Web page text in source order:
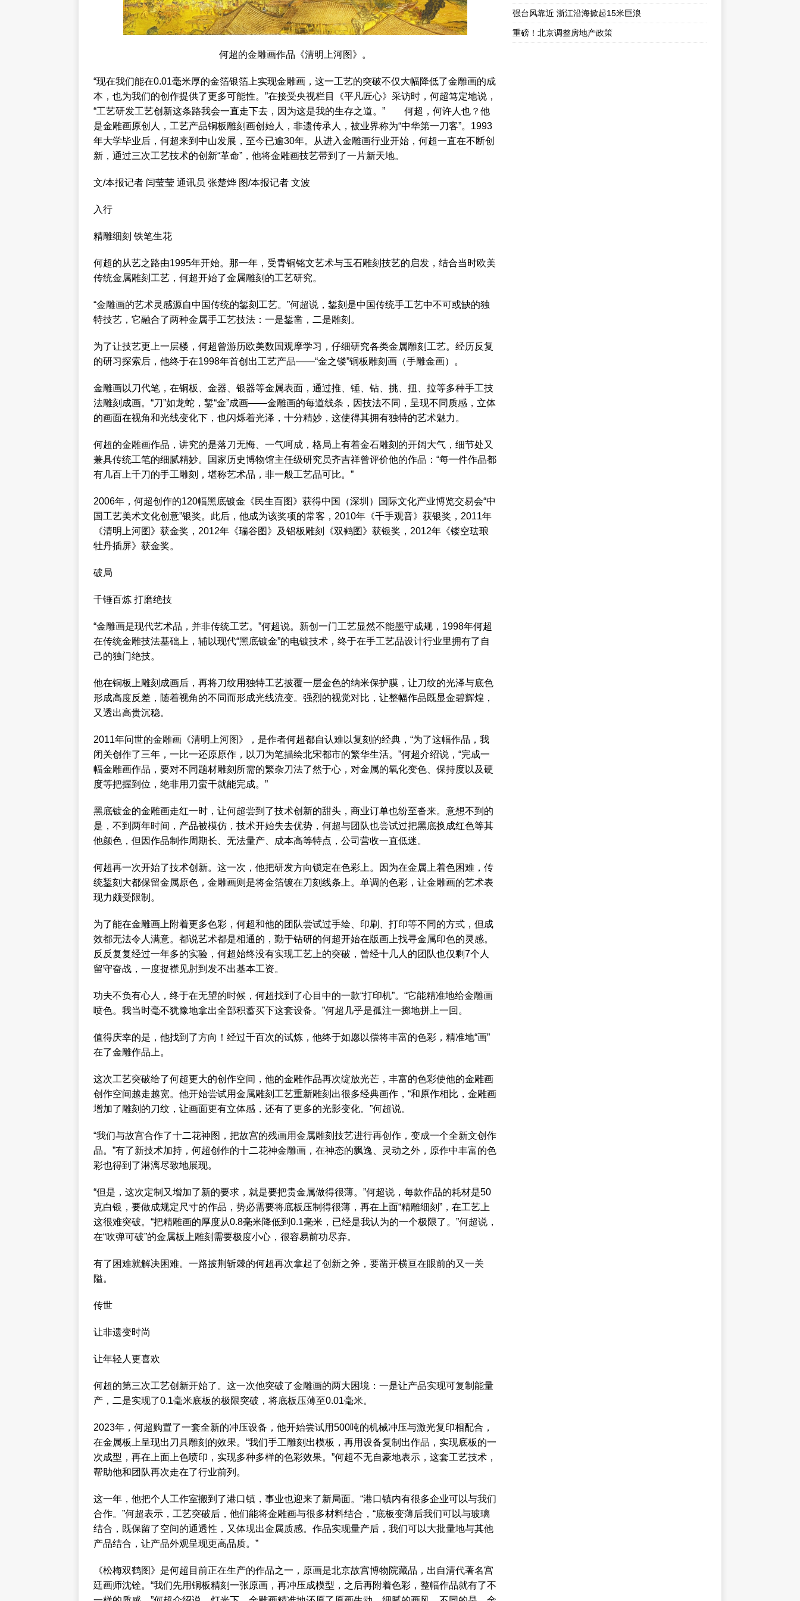
何超的金雕画作品《清明上河图》。
“现在我们能在0.01毫米厚的金箔银箔上实现金雕画，这一工艺的突破不仅大幅降低了金雕画的成
本，也为我们的创作提供了更多可能性。”在接受央视栏目《平凡匠心》采访时，何超笃定地说，
“工艺研发工艺创新这条路我会一直走下去，因为这是我的生存之道。” 何超，何许人也？他
是金雕画原创人，工艺产品铜板雕刻画创始人，非遗传承人，被业界称为“中华第一刀客”。1993
年大学毕业后，何超来到中山发展，至今已逾30年。从进入金雕画行业开始，何超一直在不断创
新，通过三次工艺技术的创新“革命”，他将金雕画技艺带到了一片新天地。
文/本报记者 闫莹莹 通讯员 张楚烨 图/本报记者 文波
入行
精雕细刻 铁笔生花
何超的从艺之路由1995年开始。那一年，受青铜铭文艺术与玉石雕刻技艺的启发，结合当时欧美
传统金属雕刻工艺，何超开始了金属雕刻的工艺研究。
“金雕画的艺术灵感源自中国传统的錾刻工艺。”何超说，錾刻是中国传统手工艺中不可或缺的独
特技艺，它融合了两种金属手工艺技法：一是錾凿，二是雕刻。
为了让技艺更上一层楼，何超曾游历欧美数国观摩学习，仔细研究各类金属雕刻工艺。经历反复
的研习探索后，他终于在1998年首创出工艺产品——“金之镂”铜板雕刻画（手雕金画）。
金雕画以刀代笔，在铜板、金器、银器等金属表面，通过推、锤、钻、挑、扭、拉等多种手工技
法雕刻成画。“刀”如龙蛇，錾“金”成画——金雕画的每道线条，因技法不同，呈现不同质感，立体
的画面在视角和光线变化下，也闪烁着光泽，十分精妙，这使得其拥有独特的艺术魅力。
何超的金雕画作品，讲究的是落刀无悔、一气呵成，格局上有着金石雕刻的开阔大气，细节处又
兼具传统工笔的细腻精妙。国家历史博物馆主任级研究员齐吉祥曾评价他的作品：“每一件作品都
有几百上千刀的手工雕刻，堪称艺术品，非一般工艺品可比。”
2006年，何超创作的120幅黑底镀金《民生百图》获得中国（深圳）国际文化产业博览交易会“中
国工艺美术文化创意”银奖。此后，他成为该奖项的常客，2010年《千手观音》获银奖，2011年
《清明上河图》获金奖，2012年《瑞谷图》及铝板雕刻《双鹤图》获银奖，2012年《镂空珐琅
牡丹插屏》获金奖。
破局
千锤百炼 打磨绝技
“金雕画是现代艺术品，并非传统工艺。”何超说。新创一门工艺显然不能墨守成规，1998年何超
在传统金雕技法基础上，辅以现代“黑底镀金”的电镀技术，终于在手工艺品设计行业里拥有了自
己的独门绝技。
他在铜板上雕刻成画后，再将刀纹用独特工艺披覆一层金色的纳米保护膜，让刀纹的光泽与底色
形成高度反差，随着视角的不同而形成光线流变。强烈的视觉对比，让整幅作品既显金碧辉煌，
又透出高贵沉稳。
2011年问世的金雕画《清明上河图》，是作者何超都自认难以复刻的经典，“为了这幅作品，我
闭关创作了三年，一比一还原原作，以刀为笔描绘北宋都市的繁华生活。”何超介绍说，“完成一
幅金雕画作品，要对不同题材雕刻所需的繁杂刀法了然于心，对金属的氧化变色、保持度以及硬
度等把握到位，绝非用刀蛮干就能完成。”
黑底镀金的金雕画走红一时，让何超尝到了技术创新的甜头，商业订单也纷至沓来。意想不到的
是，不到两年时间，产品被模仿，技术开始失去优势，何超与团队也尝试过把黑底换成红色等其
他颜色，但因作品制作周期长、无法量产、成本高等特点，公司营收一直低迷。
何超再一次开始了技术创新。这一次，他把研发方向锁定在色彩上。因为在金属上着色困难，传
统錾刻大都保留金属原色，金雕画则是将金箔镀在刀刻线条上。单调的色彩，让金雕画的艺术表
现力颇受限制。
为了能在金雕画上附着更多色彩，何超和他的团队尝试过手绘、印刷、打印等不同的方式，但成
效都无法令人满意。都说艺术都是相通的，勤于钻研的何超开始在版画上找寻金属印色的灵感。
反反复复经过一年多的实验，何超始终没有实现工艺上的突破，曾经十几人的团队也仅剩7个人
留守奋战，一度捉襟见肘到发不出基本工资。
功夫不负有心人，终于在无望的时候，何超找到了心目中的一款“打印机”。“它能精准地给金雕画
喷色。我当时毫不犹豫地拿出全部积蓄买下这套设备。”何超几乎是孤注一掷地拼上一回。
值得庆幸的是，他找到了方向！经过千百次的试炼，他终于如愿以偿将丰富的色彩，精准地“画”
在了金雕作品上。
这次工艺突破给了何超更大的创作空间，他的金雕作品再次绽放光芒，丰富的色彩使他的金雕画
创作空间越走越宽。他开始尝试用金属雕刻工艺重新雕刻出很多经典画作，“和原作相比，金雕画
增加了雕刻的刀纹，让画面更有立体感，还有了更多的光影变化。”何超说。
“我们与故宫合作了十二花神图，把故宫的残画用金属雕刻技艺进行再创作，变成一个全新文创作
品。”有了新技术加持，何超创作的十二花神金雕画，在神态的飘逸、灵动之外，原作中丰富的色
彩也得到了淋漓尽致地展现。
“但是，这次定制又增加了新的要求，就是要把贵金属做得很薄。”何超说，每款作品的耗材是50
克白银，要做成规定尺寸的作品，势必需要将底板压制得很薄，再在上面“精雕细刻”，在工艺上
这很难突破。“把精雕画的厚度从0.8毫米降低到0.1毫米，已经是我认为的一个极限了。”何超说，
在“吹弹可破”的金属板上雕刻需要极度小心，很容易前功尽弃。
有了困难就解决困难。一路披荆斩棘的何超再次拿起了创新之斧，要凿开横亘在眼前的又一关
隘。
传世
让非遗变时尚
让年轻人更喜欢
何超的第三次工艺创新开始了。这一次他突破了金雕画的两大困境：一是让产品实现可复制能量
产，二是实现了0.1毫米底板的极限突破，将底板压薄至0.01毫米。
2023年，何超购置了一套全新的冲压设备，他开始尝试用500吨的机械冲压与激光复印相配合，
在金属板上呈现出刀具雕刻的效果。“我们手工雕刻出模板，再用设备复制出作品，实现底板的一
次成型，再在上面上色喷印，实现多种多样的色彩效果。”何超不无自豪地表示，这套工艺技术，
帮助他和团队再次走在了行业前列。
这一年，他把个人工作室搬到了港口镇，事业也迎来了新局面。“港口镇内有很多企业可以与我们
合作。”何超表示，工艺突破后，他们能将金雕画与很多材料结合，“底板变薄后我们可以与玻璃
结合，既保留了空间的通透性，又体现出金属质感。作品实现量产后，我们可以大批量地与其他
产品结合，让产品外观呈现更高品质。”
《松梅双鹤图》是何超目前正在生产的作品之一，原画是北京故宫博物院藏品，出自清代著名宫
廷画师沈铨。“我们先用铜板精刻一张原画，再冲压成模型，之后再附着色彩，整幅作品就有了不
强台风靠近 浙江沿海掀起15米巨浪
重磅！北京调整房地产政策